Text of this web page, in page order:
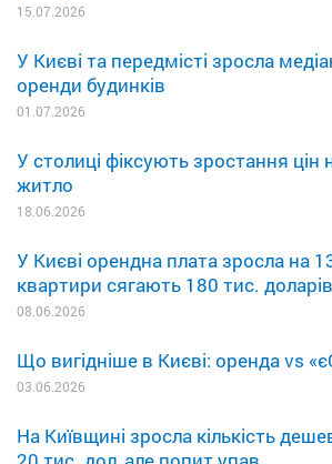
15.07.2026
У Києві та передмісті зросла
оренди будинків
01.07.2026
У столиці фіксують зростання цін
житло
18.06.2026
У Києві орендна плата зросла на
квартири сягають 180 тис.
08.06.2026
Що вигідніше в Києві: оренда vs
03.06.2026
На Київщині зросла кількість